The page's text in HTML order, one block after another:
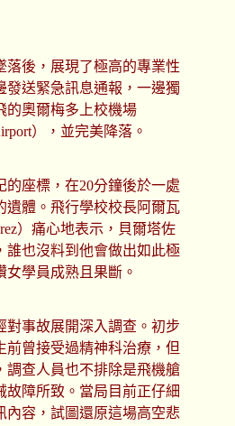
落後，展現了極高的專業性
發送緊急訊息通報，一邊獨
的奧爾梅多上校機場
），並完美降落。
的座標，在20分鐘後於一處
遺體。飛行學校校長阿爾瓦
）痛心地表示，貝爾塔佐
誰也沒料到他會做出如此極
學員成熟且果斷。
對事故展開深入調查。初步
前曾接受過精神科治療，但
調查人員也不排除是飛機艙
故障所致。當局目前正仔細
內容，試圖還原這場高空悲